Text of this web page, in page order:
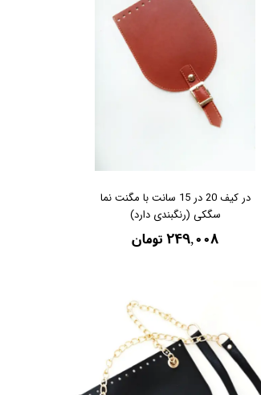
در کیف 20 در 15 سانت با مگنت نما
سگکی (رنگبندی دارد)
۲۴۹,۰۰۸ تومان